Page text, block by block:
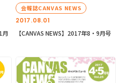
月
2017.08.01
会報誌CANVAS NEWS
【CANVAS NEWS】2017年8・9月号